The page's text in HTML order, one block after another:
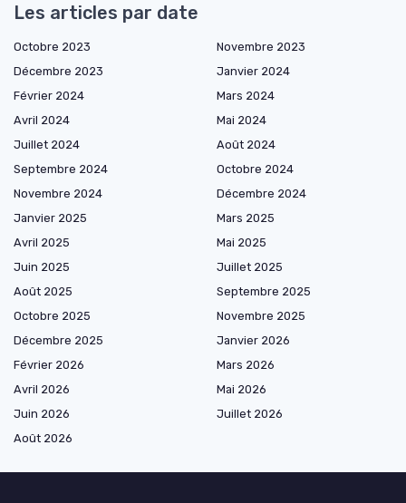
Les articles par date
Octobre 2023
Novembre 2023
Décembre 2023
Janvier 2024
Février 2024
Mars 2024
Avril 2024
Mai 2024
Juillet 2024
Août 2024
Septembre 2024
Octobre 2024
Novembre 2024
Décembre 2024
Janvier 2025
Mars 2025
Avril 2025
Mai 2025
Juin 2025
Juillet 2025
Août 2025
Septembre 2025
Octobre 2025
Novembre 2025
Décembre 2025
Janvier 2026
Février 2026
Mars 2026
Avril 2026
Mai 2026
Juin 2026
Juillet 2026
Août 2026